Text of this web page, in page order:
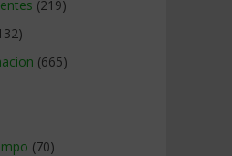
(219)
(665)
(70)